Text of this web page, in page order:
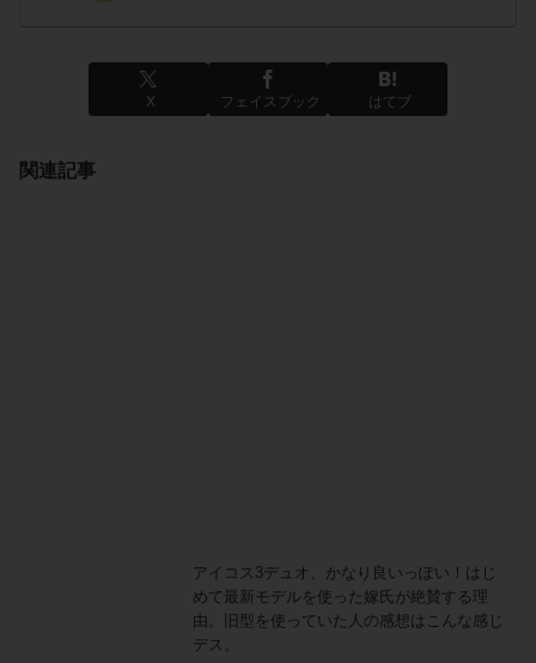
X フェイスブック はてブ
関連記事
アイコス3デュオ、かなり良いっぽい！はじ
めて最新モデルを使った嫁氏が絶賛する理
由。旧型を使っていた人の感想はこんな感じ
デス。